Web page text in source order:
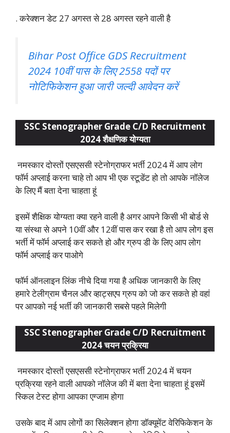
. करेक्शन डेट 27 अगस्त से 28 अगस्त रहने वाली है
Bihar Post Office GDS Recruitment
2024 10वीं पास के लिए 2558 पदों पर
नोटिफिकेशन हुआ जारी जल्दी आवेदन करें
SSC Stenographer Grade C/D Recruitment
2024 शैक्षणिक योग्यता
नमस्कार दोस्तों एसएससी स्टेनोग्राफर भर्ती 2024 में आप लोग
फॉर्म अप्लाई करना चाहे तो आप भी एक स्टूडेंट हो तो आपके नॉलेज
के लिए मैं बता देना चाहता हूं
इसमें शैक्षिक योग्यता क्या रहने वाली है अगर आपने किसी भी बोर्ड से
या संस्था से अपने 10वीं और 12वीं पास कर रखा है तो आप लोग इस
भर्ती में फॉर्म अप्लाई कर सकते हो और ग्रुप डी के लिए आप लोग
फॉर्म अप्लाई कर पाओगे
फॉर्म ऑनलाइन लिंक नीचे दिया गया है अधिक जानकारी के लिए
हमारे टेलीग्राम चैनल और व्हाट्सएप ग्रुप को जो कर सकते हो वहां
पर आपको नई भर्ती की जानकारी सबसे पहले मिलेगी
SSC Stenographer Grade C/D Recruitment
2024 चयन प्रक्रिया
नमस्कार दोस्तों एसएससी स्टेनोग्राफर भर्ती 2024 में चयन
प्रक्रिया रहने वाली आपको नॉलेज की में बता देना चाहता हूं इसमें
स्किल टेस्ट होगा आपका एग्जाम होगा
उसके बाद में आप लोगों का सिलेक्शन होगा डॉक्यूमेंट वेरिफिकेशन के